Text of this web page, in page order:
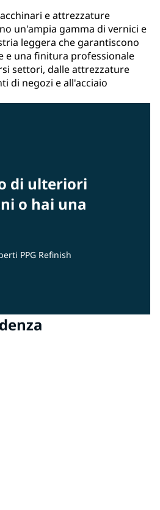
e attrezzature
un'ampia gamma di vernici e
leggera che garantiscono
e una finitura professionale
settori, dalle attrezzature
di negozi e all'acciaio
di ulteriori
o hai una
PPG Refinish